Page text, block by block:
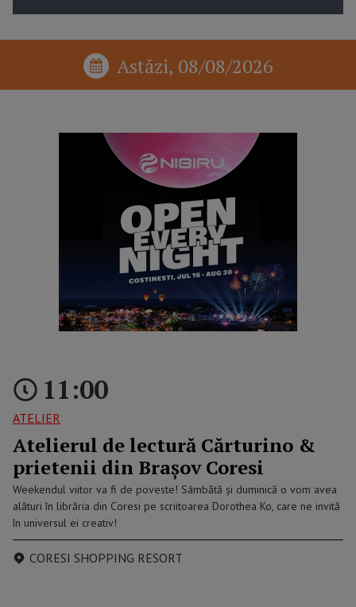
Astăzi, 08/08/2026
11:00
ATELIER
Atelierul de lectură Cărturino &
prietenii din Brașov Coresi
Weekendul viitor va fi de poveste! Sâmbătă și duminică o vom avea
alături în librăria din Coresi pe scriitoarea Dorothea Ko, care ne invită
în universul ei creativ!
CORESI SHOPPING RESORT